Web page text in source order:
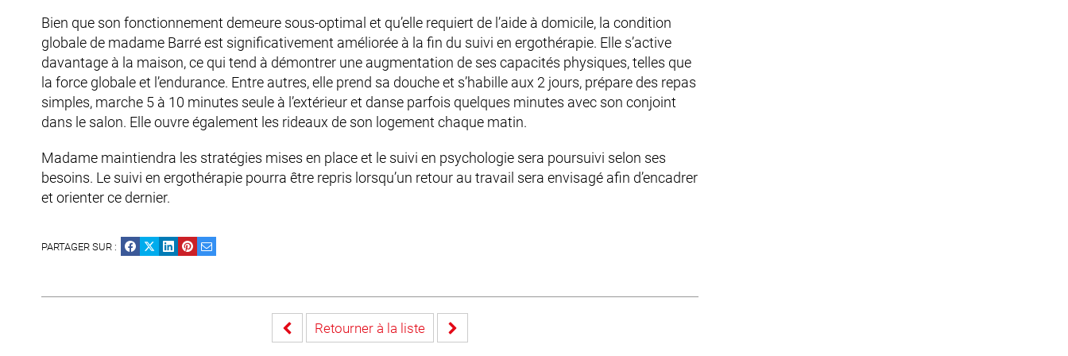
Bien que son fonctionnement demeure sous-optimal et qu’elle requiert de l’aide à domicile, la condition
globale de madame Barré est significativement améliorée à la fin du suivi en ergothérapie. Elle s’active
davantage à la maison, ce qui tend à démontrer une augmentation de ses capacités physiques, telles que
la force globale et l’endurance. Entre autres, elle prend sa douche et s’habille aux 2 jours, prépare des repas
simples, marche 5 à 10 minutes seule à l’extérieur et danse parfois quelques minutes avec son conjoint
dans le salon. Elle ouvre également les rideaux de son logement chaque matin.
Madame maintiendra les stratégies mises en place et le suivi en psychologie sera poursuivi selon ses
besoins. Le suivi en ergothérapie pourra être repris lorsqu’un retour au travail sera envisagé afin d’encadrer
et orienter ce dernier.
PARTAGER SUR :
Retourner à la liste